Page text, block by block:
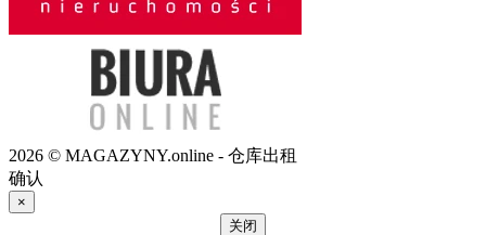
2026 © MAGAZYNY.online - 仓库出租
确认
×
关闭